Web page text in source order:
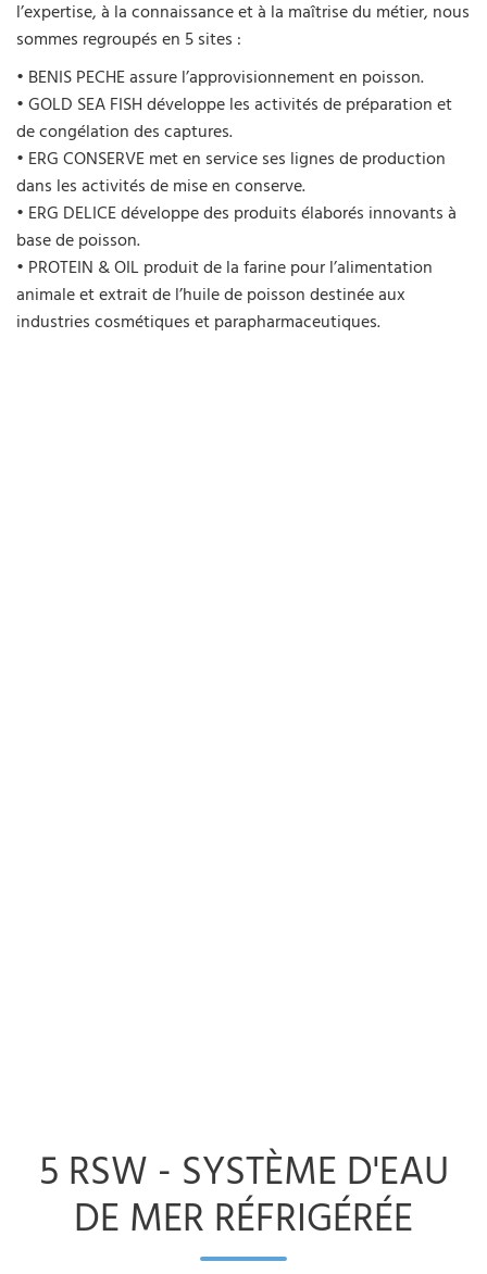
l’expertise, à la connaissance et à la maîtrise du métier, nous
sommes regroupés en 5 sites :
• BENIS PECHE assure l’approvisionnement en poisson.
• GOLD SEA FISH développe les activités de préparation et
de congélation des captures.
• ERG CONSERVE met en service ses lignes de production
dans les activités de mise en conserve.
• ERG DELICE développe des produits élaborés innovants à
base de poisson.
• PROTEIN & OIL produit de la farine pour l’alimentation
animale et extrait de l’huile de poisson destinée aux
industries cosmétiques et parapharmaceutiques.
5 RSW - SYSTÈME D'EAU
DE MER RÉFRIGÉRÉE